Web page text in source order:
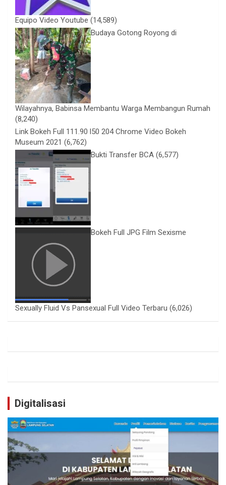
Equipo Video Youtube (14,589)
Budaya Gotong Royong di
Wilayahnya, Babinsa Membantu Warga Membangun Rumah
(8,240)
Link Bokeh Full 111.90 l50 204 Chrome Video Bokeh
Museum 2021 (6,762)
Bukti Transfer BCA (6,577)
Bokeh Full JPG Film Sexisme
Sexually Fluid Vs Pansexual Full Video Terbaru (6,026)
Digitalisasi